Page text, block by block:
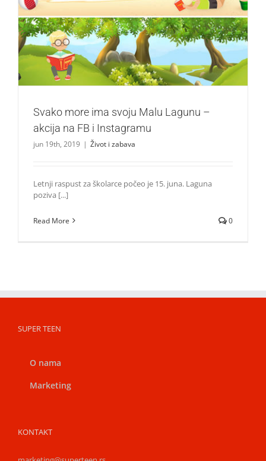
Svako more ima svoju Malu Lagunu – akcija na FB i
Instagramu
Život i zabava
Svako more ima svoju Malu Lagunu –
akcija na FB i Instagramu
jun 19th, 2019 | Život i zabava
Letnji raspust za školarce počeo je 15. juna. Laguna
poziva [...]
Read More 0
SUPER TEEN
O nama
Marketing
KONTAKT